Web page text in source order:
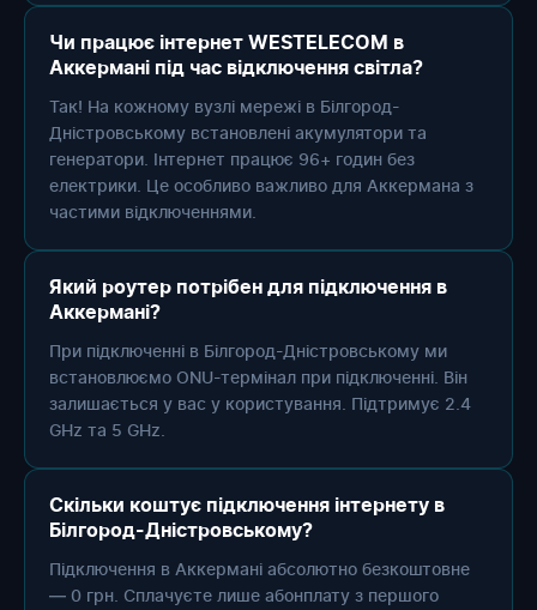
Чи працює інтернет WESTELECOM в
Аккермані під час відключення світла?
Так! На кожному вузлі мережі в Білгород-
Дністровському встановлені акумулятори та
генератори. Інтернет працює 96+ годин без
електрики. Це особливо важливо для Аккермана з
частими відключеннями.
Який роутер потрібен для підключення в
Аккермані?
При підключенні в Білгород-Дністровському ми
встановлюємо ONU-термінал при підключенні. Він
залишається у вас у користування. Підтримує 2.4
GHz та 5 GHz.
Скільки коштує підключення інтернету в
Білгород-Дністровському?
Підключення в Аккермані абсолютно безкоштовне
— 0 грн. Сплачуєте лише абонплату з першого